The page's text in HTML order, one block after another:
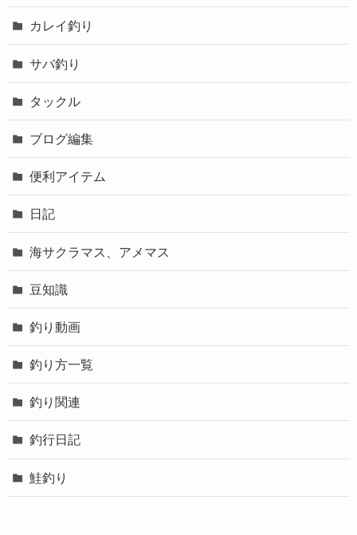
カレイ釣り
サバ釣り
タックル
ブログ編集
便利アイテム
日記
海サクラマス、アメマス
豆知識
釣り動画
釣り方一覧
釣り関連
釣行日記
鮭釣り